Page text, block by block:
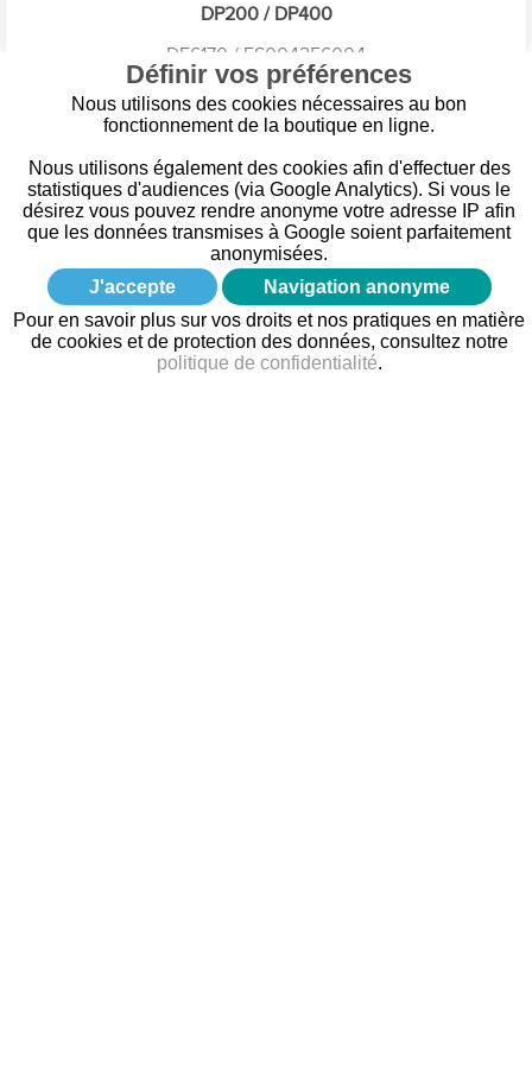
DP200 / DP400
DE6170 / FS004256004
Mon compte
Définir vos préférences
Nous utilisons des cookies nécessaires au bon
fonctionnement de la boutique en ligne.
Nous utilisons également des cookies afin d'effectuer des
statistiques d'audiences (via Google Analytics). Si vous le
désirez vous pouvez rendre anonyme votre adresse IP afin
que les données transmises à Google soient parfaitement
anonymisées.
J'accepte
Navigation anonyme
Pour en savoir plus sur vos droits et nos pratiques en matière
de cookies et de protection des données, consultez notre
politique de confidentialité.